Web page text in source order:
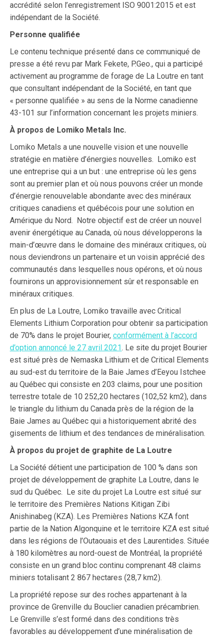
accrédité selon l’enregistrement ISO 9001:2015 et est
indépendant de la Société.
Personne qualifiée
Le contenu technique présenté dans ce communiqué de
presse a été revu par Mark Fekete, P.Geo., qui a participé
activement au programme de forage de La Loutre en tant
que consultant indépendant de la Société, en tant que
« personne qualifiée » au sens de la Norme canadienne
43-101 sur l’information concernant les projets miniers.
À propos de Lomiko Metals Inc.
Lomiko Metals a une nouvelle vision et une nouvelle
stratégie en matière d’énergies nouvelles. Lomiko est
une entreprise qui a un but : une entreprise où les gens
sont au premier plan et où nous pouvons créer un monde
d’énergie renouvelable abondante avec des minéraux
critiques canadiens et québécois pour une solution en
Amérique du Nord. Notre objectif est de créer un nouvel
avenir énergétique au Canada, où nous développerons la
main-d’œuvre dans le domaine des minéraux critiques, où
nous deviendrons un partenaire et un voisin apprécié des
communautés dans lesquelles nous opérons, et où nous
fournirons un approvisionnement sûr et responsable en
minéraux critiques.
En plus de La Loutre, Lomiko travaille avec Critical
Elements Lithium Corporation pour obtenir sa participation
de 70% dans le projet Bourier, conformément à l’accord
d’option annoncé le 27 avril 2021. Le site du projet Bourier
est situé près de Nemaska Lithium et de Critical Elements
au sud-est du territoire de la Baie James d’Eeyou Istchee
au Québec qui consiste en 203 claims, pour une position
terrestre totale de 10 252,20 hectares (102,52 km2), dans
le triangle du lithium du Canada près de la région de la
Baie James au Québec qui a historiquement abrité des
gisements de lithium et des tendances de minéralisation.
À propos du projet de graphite de La Loutre
La Société détient une participation de 100 % dans son
projet de développement de graphite La Loutre, dans le
sud du Québec. Le site du projet La Loutre est situé sur
le territoire des Premières Nations Kitigan Zibi
Anishinabeg (KZA). Les Premières Nations KZA font
partie de la Nation Algonquine et le territoire KZA est situé
dans les régions de l’Outaouais et des Laurentides. Située
à 180 kilomètres au nord-ouest de Montréal, la propriété
consiste en un grand bloc continu comprenant 48 claims
miniers totalisant 2 867 hectares (28,7 km2).
La propriété repose sur des roches appartenant à la
province de Grenville du Bouclier canadien précambrien.
Le Grenville s’est formé dans des conditions très
favorables au développement d’une minéralisation de